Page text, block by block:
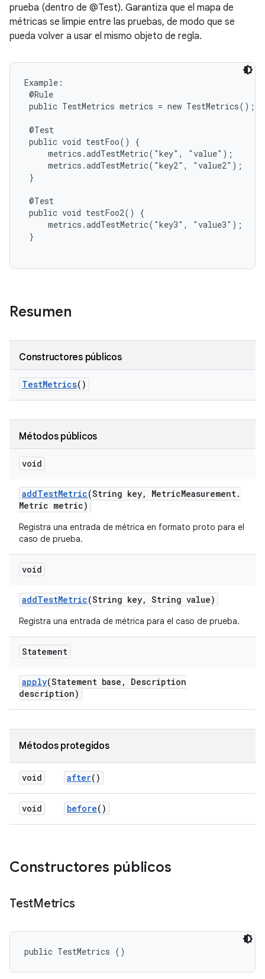
prueba (dentro de @Test). Garantiza que el mapa de
métricas se limpie entre las pruebas, de modo que se
pueda volver a usar el mismo objeto de regla.
Example:
@Rule
public TestMetrics metrics = new TestMetrics();
@Test
public void testFoo() {
     metrics.addTestMetric("key", "value");
     metrics.addTestMetric("key2", "value2");
}
@Test
public void testFoo2() {
     metrics.addTestMetric("key3", "value3");
}
Resumen
Constructores públicos
TestMetrics()
Métodos públicos
void
addTestMetric(String key, MetricMeasurement.
Metric metric)
Registra una entrada de métrica en formato proto para el
caso de prueba.
void
addTestMetric(String key, String value)
Registra una entrada de métrica para el caso de prueba.
Statement
apply(Statement base ,
Description
description)
Métodos protegidos
void after()
void before()
Constructores públicos
TestMetrics
public TestMetrics ()